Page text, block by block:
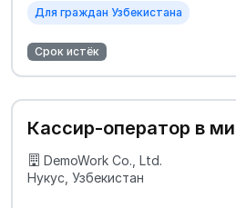
Для граждан Узбекистана
Срок истёк
Кассир-оператор в
DemoWork Co., Ltd.
Нукус, Узбекистан